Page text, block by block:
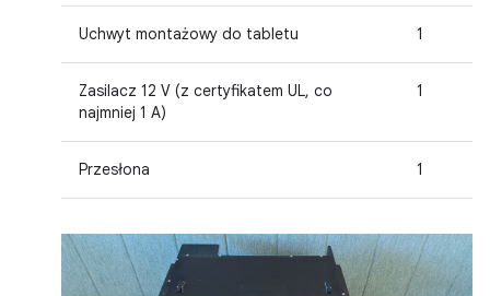
Uchwyt montażowy do tabletu 1
Zasilacz 12 V (z certyfikatem UL, co
najmniej 1 A)
1
Przesłona 1